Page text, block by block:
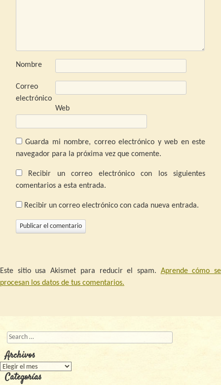
Nombre
Correo
electrónico
Web
Guarda mi nombre, correo electrónico y web en este
navegador para la próxima vez que comente.
Recibir un correo electrónico con los siguientes
comentarios a esta entrada.
Recibir un correo electrónico con cada nueva entrada.
Este sitio usa Akismet para reducir el spam. Aprende cómo se
procesan los datos de tus comentarios.
Buscar
Archivos
Archivos
Categorías